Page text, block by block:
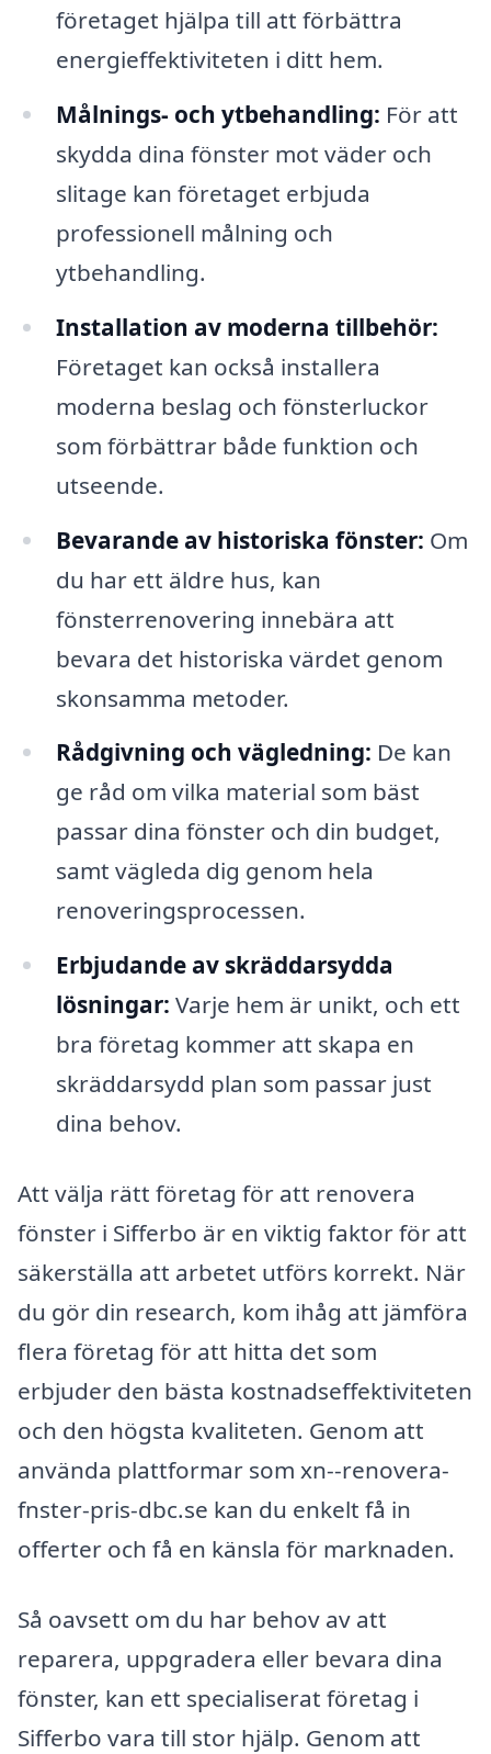
företaget hjälpa till att förbättra
energieffektiviteten i ditt hem.
Målnings- och ytbehandling: För att
skydda dina fönster mot väder och
slitage kan företaget erbjuda
professionell målning och
ytbehandling.
Installation av moderna tillbehör:
Företaget kan också installera
moderna beslag och fönsterluckor
som förbättrar både funktion och
utseende.
Bevarande av historiska fönster: Om
du har ett äldre hus, kan
fönsterrenovering innebära att
bevara det historiska värdet genom
skonsamma metoder.
Rådgivning och vägledning: De kan
ge råd om vilka material som bäst
passar dina fönster och din budget,
samt vägleda dig genom hela
renoveringsprocessen.
Erbjudande av skräddarsydda
lösningar: Varje hem är unikt, och ett
bra företag kommer att skapa en
skräddarsydd plan som passar just
dina behov.
Att välja rätt företag för att renovera
fönster i Sifferbo är en viktig faktor för att
säkerställa att arbetet utförs korrekt. När
du gör din research, kom ihåg att jämföra
flera företag för att hitta det som
erbjuder den bästa kostnadseffektiviteten
och den högsta kvaliteten. Genom att
använda plattformar som xn--renovera-
fnster-pris-dbc.se kan du enkelt få in
offerter och få en känsla för marknaden.
Så oavsett om du har behov av att
reparera, uppgradera eller bevara dina
fönster, kan ett specialiserat företag i
Sifferbo vara till stor hjälp. Genom att